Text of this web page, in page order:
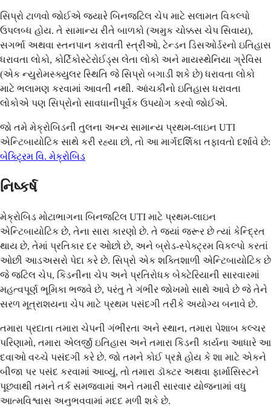
સિપ્રો ટાળવો જોઈએ જ્યારે બિનજટિલ ચેપ માટે સલામત વિકલ્પો
ઉપલબ્ધ હોય. તે સામાન્ય રીતે બાળકો (અમુક ચોક્કસ ચેપ સિવાય),
સગર્ભા અથવા સ્તનપાન કરાવતી સ્ત્રીઓ, ટેન્ડન ડિસઓર્ડરનો ઇતિહાસ
ધરાવતા લોકો, કોર્ટિકોસ્ટેરોઈડ્સ લેતા લોકો અને માયસ્થેનિયા ગ્રેવિસ
(એક ન્યુરોમસ્ક્યુલર સ્થિતિ જે સિપ્રો બગાડી શકે છે) ધરાવતા લોકો
માટે ભલામણ કરવામાં આવતી નથી. આંચકીનો ઇતિહાસ ધરાવતા
લોકોએ પણ સિપ્રોનો સાવધાનીપૂર્વક ઉપયોગ કરવો જોઈએ.
જો તમે મેક્રોબિડની તુલના અન્ય સામાન્ય પ્રથમ-લાઇન UTI
એન્ટિબાયોટિક સાથે કરી રહ્યા છો, તો આ માર્ગદર્શિકા તફાવતો દર્શાવે છે:
બેક્ટ્રિમ વિ. મેક્રોબિડ
નિષ્કર્ષ
મેક્રોબિડ મોટાભાગના બિનજટિલ UTI માટે પ્રથમ-લાઇન
એન્ટિબાયોટિક છે, તેના સારા કારણો છે. તે જ્યાં જરૂર છે ત્યાં કેન્દ્રિત
થાય છે, તેમાં પ્રતિકાર દર ઓછો છે, અને બ્રોડ-સ્પેક્ટ્રમ વિકલ્પો કરતાં
ઓછી આડઅસરો પેદા કરે છે. સિપ્રો એક શક્તિશાળી એન્ટિબાયોટિક છે
જે જટિલ ચેપ, કિડનીના ચેપ અને પ્રતિરોધક બેક્ટેરિયાની સારવારમાં
મહત્વપૂર્ણ ભૂમિકા ભજવે છે, પરંતુ તે ગંભીર જોખમો સાથે આવે છે જે તેને
સરળ મૂત્રાશયના ચેપ માટે પ્રથમ પસંદગી તરીકે અયોગ્ય બનાવે છે.
તમારા પ્રદાતા તમારા ચેપની ગંભીરતા અને સ્થાન, તમારા પેશાબ કલ્ચર
પરિણામો, તમારા એલર્જી ઇતિહાસ અને તમારા કિડની કાર્યના આધારે આ
દવાઓ વચ્ચે પસંદગી કરે છે. જો તમને કોઈ પ્રશ્નો હોય કે શા માટે એકને
બીજા પર પસંદ કરવામાં આવ્યું, તો તમારા ડૉક્ટર અથવા ફાર્માસિસ્ટને
પૂછવાથી તમને તર્ક સમજવામાં અને તમારી સારવાર યોજનામાં વધુ
આત્મવિશ્વાસ અનુભવવામાં મદદ મળી શકે છે.